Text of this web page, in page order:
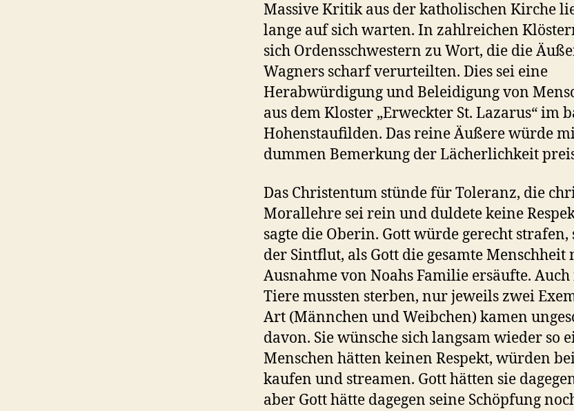
Massive Kritik aus der katholischen Kirche
lange auf sich warten. In zahlreichen
sich Ordensschwestern zu Wort, die die
Wagners scharf verurteilten. Dies sei eine
Herabwürdigung und Beleidigung von
aus dem Kloster „Erweckter St. Lazarus“ im
Hohenstaufilden. Das reine Äußere würde
dummen Bemerkung der Lächerlichkeit
Das Christentum stünde für Toleranz, die
Morallehre sei rein und duldete keine
sagte die Oberin. Gott würde gerecht strafen,
der Sintflut, als Gott die gesamte Menschheit
Ausnahme von Noahs Familie ersäufte.
Tiere mussten sterben, nur jeweils zwei
Art (Männchen und Weibchen) kamen
davon. Sie wünsche sich langsam wieder so
Menschen hätten keinen Respekt, würden
kaufen und streamen. Gott hätten sie
aber Gott hätte dagegen seine Schöpfung